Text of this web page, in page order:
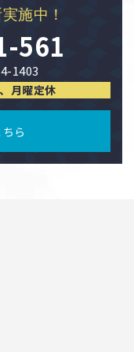
施中！
561
1403
月曜定休
ら